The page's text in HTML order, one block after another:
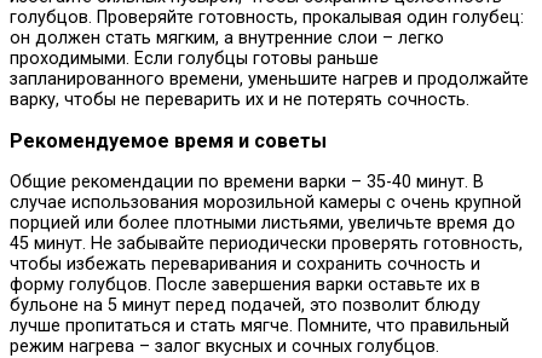
голубцов. Проверяйте готовность, прокалывая один голубец:
он должен стать мягким, а внутренние слои – легко
проходимыми. Если голубцы готовы раньше
запланированного времени, уменьшите нагрев и продолжайте
варку, чтобы не переварить их и не потерять сочность.
Рекомендуемое время и советы
Общие рекомендации по времени варки – 35-40 минут. В
случае использования морозильной камеры с очень крупной
порцией или более плотными листьями, увеличьте время до
45 минут. Не забывайте периодически проверять готовность,
чтобы избежать переваривания и сохранить сочность и
форму голубцов. После завершения варки оставьте их в
бульоне на 5 минут перед подачей, это позволит блюду
лучше пропитаться и стать мягче. Помните, что правильный
режим нагрева – залог вкусных и сочных голубцов.